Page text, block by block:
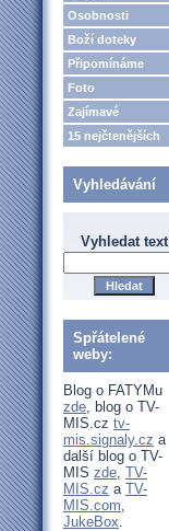
Osobnosti
Boží doteky
Připomínáme
Foto
Zajímavé
15 nejčtenějších
Vyhledávání
Vyhledat text
Spřátelené
weby:
Blog o FATYMu
zde, blog o TV-
MIS.cz tv-
mis.signaly.cz a
další blog o TV-
MIS zde, TV-
MIS.cz a TV-
MIS.com,
JukeBox.